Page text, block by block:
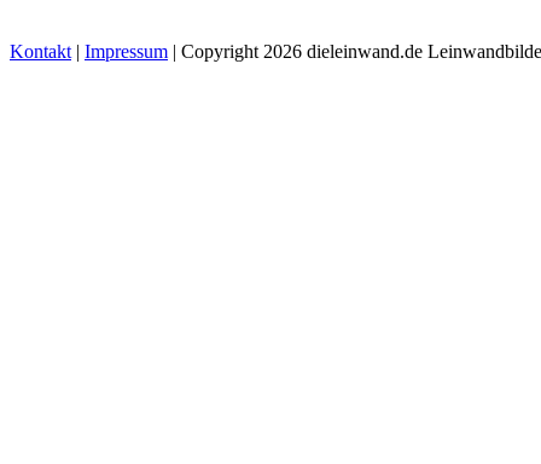
Kontakt| Impressum | Copyright 2026 dieleinwand.de